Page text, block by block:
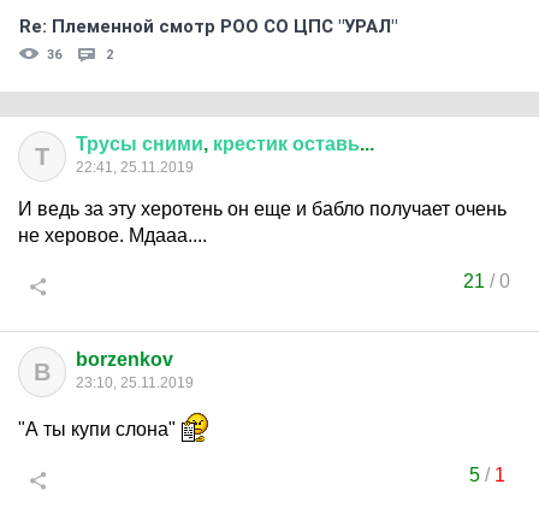
Re: Племеннoй смoтр РOO CO ЦПС "УРАЛ"
36 2
Т Трусы сними, крестик оставь...
22:41, 25.11.2019
И ведь за эту херотень он еще и бабло получает очень
не херовое. Мдааа....
21 /0
B borzenkov
23:10, 25.11.2019
"А ты купи слона"
5/ 1